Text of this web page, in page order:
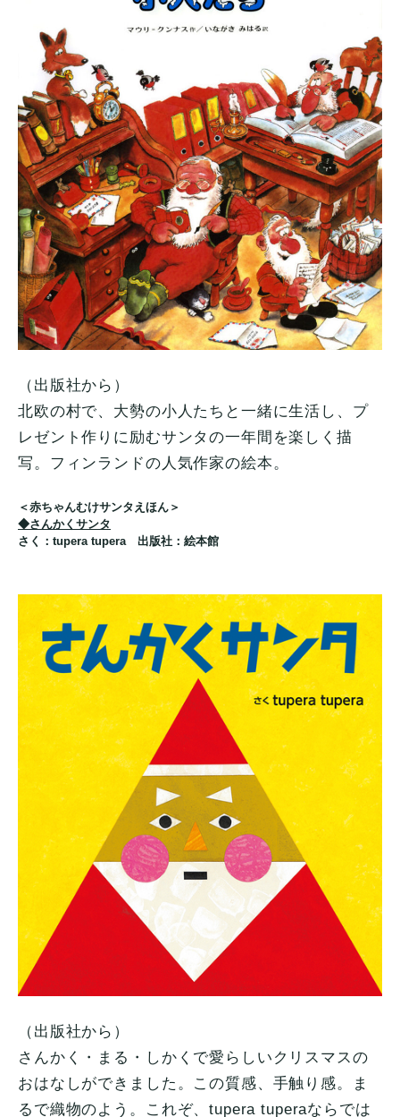
（出版社から）
北欧の村で、大勢の小人たちと一緒に生活し、プ
レゼント作りに励むサンタの一年間を楽しく描
写。フィンランドの人気作家の絵本。
＜赤ちゃんむけサンタえほん＞
◆さんかくサンタ
さく：tupera tupera 出版社：絵本館
（出版社から）
さんかく・まる・しかくで愛らしいクリスマスの
おはなしができました。この質感、手触り感。ま
るで織物のよう。これぞ、tupera tuperaならでは